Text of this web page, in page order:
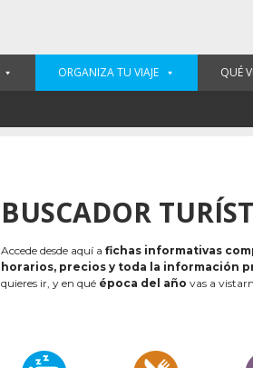
ORGANIZA TU VIAJE QUÉ
BUSCADOR
Accede desde aquí a fichas informativas
horarios, precios y toda la información
quieres ir, y en qué época del año vas a